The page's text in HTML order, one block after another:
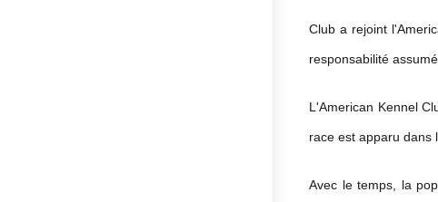
Club a rejoint
responsabilité
L'American Kennel
race est apparu dans
Avec le temps, la